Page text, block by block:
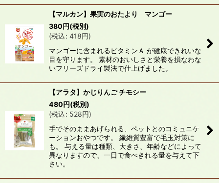
【マルカン】果実のおたより マンゴー
380円(税別)
(税込: 418円)
マンゴーに含まれるビタミンＡ が健康できれいな
目を守ります。 素材のおいしさと栄養を損なわな
いフリーズドライ製法で仕上げました。
【アラタ】かじりんご チモシー
480円(税別)
(税込: 528円)
手でそのままあげられる、ペットとのコミュニケ
ーションおやつです。 繊維質豊富で毛玉対策に
も。 与える量は種類、大きさ、年齢などによって
異なりますので、一日で食べきれる量を与えて下
さい。